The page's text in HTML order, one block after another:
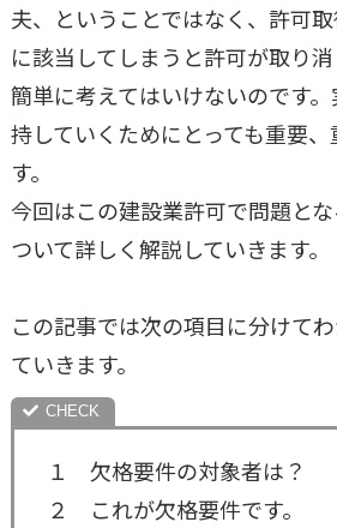
夫、ということではなく、許可
に該当してしまうと許可が取り消
簡単に考えてはいけないのです
持していくためにとっても重要
す。
今回はこの建設業許可で問題と
ついて詳しく解説していきます。
この記事では次の項目に分けて
ていきます。
１ 欠格要件の対象者は？
２ これが欠格要件です。